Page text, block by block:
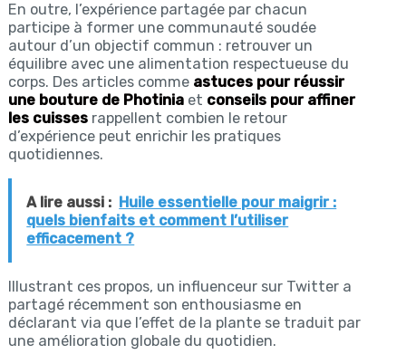
En outre, l’expérience partagée par chacun
participe à former une communauté soudée
autour d’un objectif commun : retrouver un
équilibre avec une alimentation respectueuse du
corps. Des articles comme astuces pour réussir
une bouture de Photiniaet conseils pour affiner
les cuissesrappellent combien le retour
d’expérience peut enrichir les pratiques
quotidiennes.
A lire aussi : Huile essentielle pour maigrir :
quels bienfaits et comment l’utiliser
efficacement ?
Illustrant ces propos, un influenceur sur Twitter a
partagé récemment son enthousiasme en
déclarant via que l’effet de la plante se traduit par
une amélioration globale du quotidien.